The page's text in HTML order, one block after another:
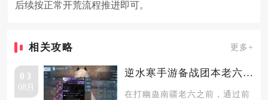
后续按正常开荒流程推进即可。
相关攻略 更多+
03
08月
逆水寒手游备战团本老六素问装备怎么穿
在打幽蛊南疆老六之前，通过前